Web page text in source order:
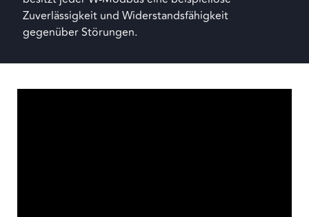
Zuverlässigkeit und Widerstandsfähigkeit
gegenüber Störungen.